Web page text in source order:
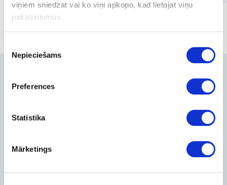
viņiem sniedzat vai ko viņi apkopo, kad lietojat viņu
pakalpojumus.
izvēle
Nepieciešams
Preferences
Statistika
Mārketings
Call me back
About Us